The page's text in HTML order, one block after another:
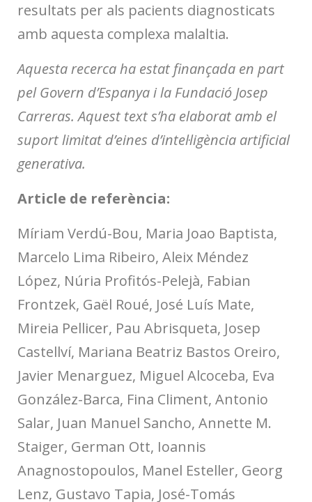
resultats per als pacients diagnosticats
amb aquesta complexa malaltia.
Aquesta recerca ha estat finançada en part
pel Govern d’Espanya i la Fundació Josep
Carreras. Aquest text s’ha elaborat amb el
suport limitat d’eines d’intel·ligència artificial
generativa.
Article de referència:
Míriam Verdú-Bou, Maria Joao Baptista,
Marcelo Lima Ribeiro, Aleix Méndez
López, Núria Profitós-Pelejà, Fabian
Frontzek, Gaël Roué, José Luís Mate,
Mireia Pellicer, Pau Abrisqueta, Josep
Castellví, Mariana Beatriz Bastos Oreiro,
Javier Menarguez, Miguel Alcoceba, Eva
González-Barca, Fina Climent, Antonio
Salar, Juan Manuel Sancho, Annette M.
Staiger, German Ott, Ioannis
Anagnostopoulos, Manel Esteller, Georg
Lenz, Gustavo Tapia, José-Tomás